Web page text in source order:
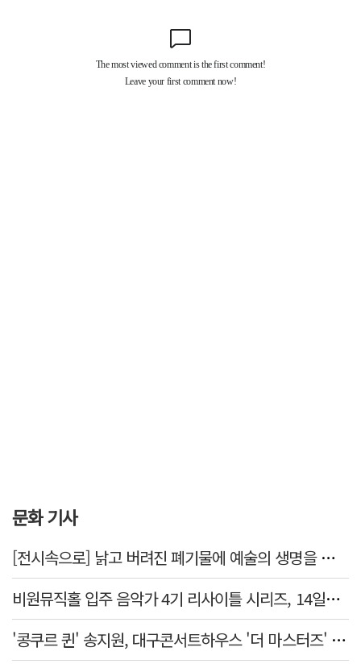
문화 기사
[전시속으로] 낡고 버려진 폐기물에 예술의 생명을 불어넣다…김결수 개인전
비원뮤직홀 입주 음악가 4기 리사이틀 시리즈, 14일부터 6주간 개최
'콩쿠르 퀸' 송지원, 대구콘서트하우스 '더 마스터즈' 무대 오른다